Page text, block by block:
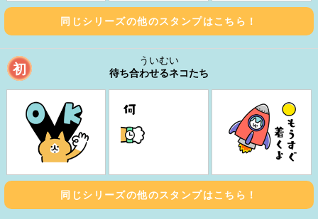
同じシリーズの他のスタンプはこちら！
初
ういむい
待ち合わせるネコたち
同じシリーズの他のスタンプはこちら！